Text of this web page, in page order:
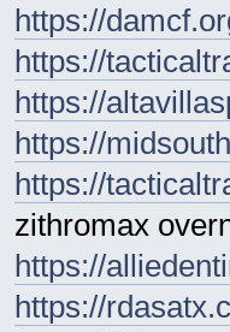
https://
https://
https://
https://
https://
zithromax
https://
https://